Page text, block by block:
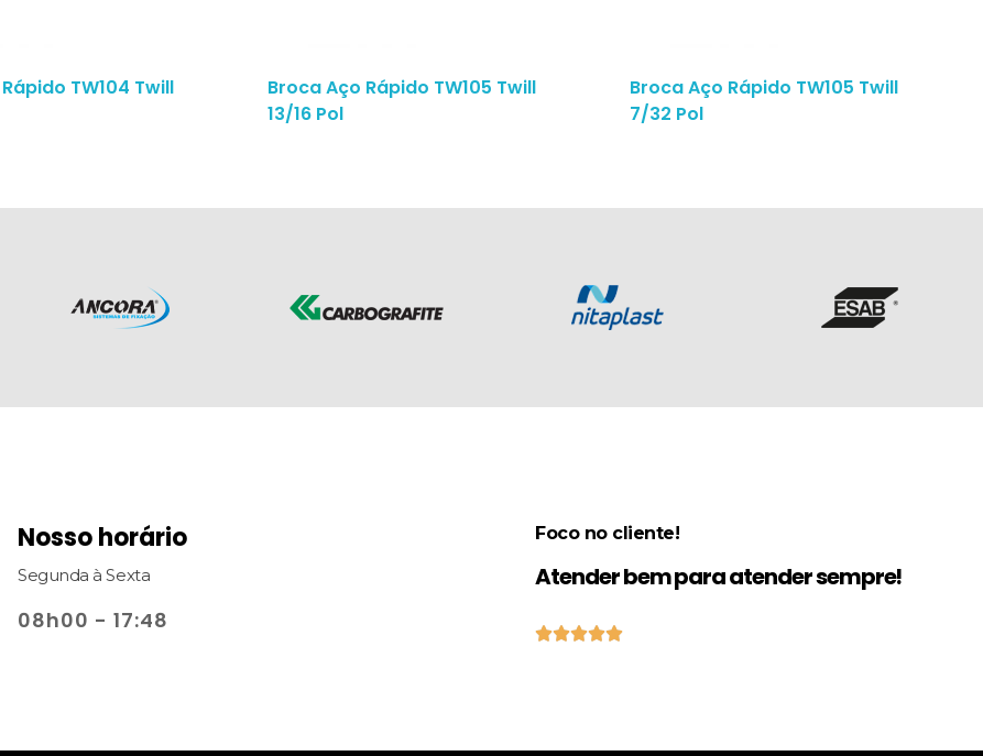
TW104 Twill
Broca Aço Rápido TW105 Twill
13/16 Pol
Broca Aço Rápido TW105 Twill
7/32 Pol
Nosso horário
Segunda à Sexta
08h00 - 17:48
Foco no cliente!
Atender bem para atender sempre!
